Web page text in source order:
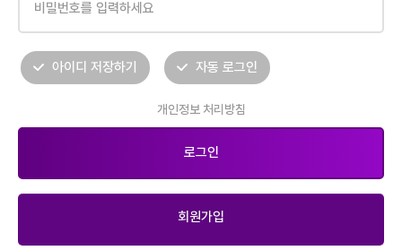
아이디 저장하기 자동 로그인
개인정보 처리방침
회원가입